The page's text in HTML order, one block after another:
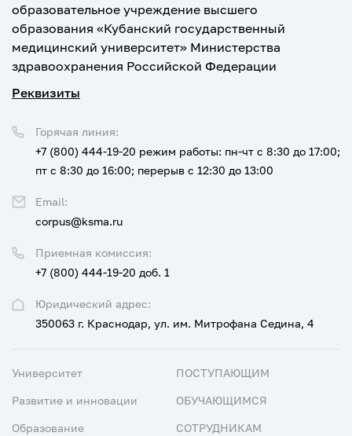
образовательное учреждение высшего
образования «Кубанский государственный
медицинский университет» Министерства
здравоохранения Российской Федерации
Реквизиты
Юридический адрес:
350063 г. Краснодар, ул. им. Митрофана Седина, 4
Приемная комиссия:
+7 (800) 444-19-20 доб. 1
Горячая линия:
+7 (800) 444-19-20 режим работы: пн-чт с 8:30 до 17:00;
пт с 8:30 до 16:00; перерыв с 12:30 до 13:00
Email:
corpus@ksma.ru
Университет
Развитие и инновации
Образование
ПОСТУПАЮЩИМ
ОБУЧАЮЩИМСЯ
СОТРУДНИКАМ